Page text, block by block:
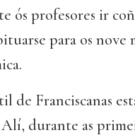
ós profesores ir
para os
de Franciscanas
durante as